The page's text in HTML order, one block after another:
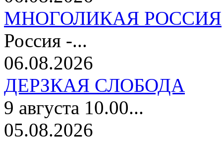
МНОГОЛИКАЯ РОССИЯ
Россия -...
06.08.2026
ДЕРЗКАЯ СЛОБОДА
9 августа 10.00...
05.08.2026